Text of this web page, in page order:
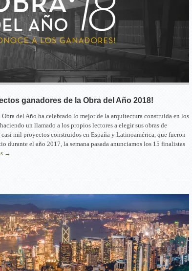
ganadores de la Obra del Año 2018!
del Año ha celebrado lo mejor de la arquitectura construida en los
un llamado a los propios lectores a elegir sus obras de
mil proyectos construidos en España y Latinoamérica, que fueron
durante el año 2017, la semana pasada anunciamos los 15 finalistas
→